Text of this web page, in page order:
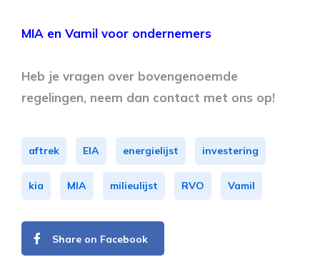
MIA en Vamil voor ondernemers
Heb je vragen over bovengenoemde
regelingen, neem dan contact met ons op!
aftrek EIA energielijst investering
kia MIA milieulijst RVO Vamil
Share on Facebook